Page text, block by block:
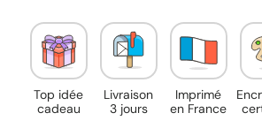
Top idée
cadeau
Livraison
3 jours
Imprimé
en France